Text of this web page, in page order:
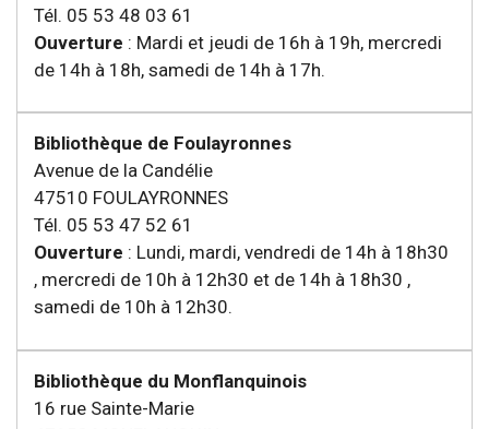
Tél. 05 53 48 03 61
Ouverture : Mardi et jeudi de 16h à 19h, mercredi
de 14h à 18h, samedi de 14h à 17h.
Bibliothèque de Foulayronnes
Avenue de la Candélie
47510 FOULAYRONNES
Tél. 05 53 47 52 61
Ouverture : Lundi, mardi, vendredi de 14h à 18h30
, mercredi de 10h à 12h30 et de 14h à 18h30 ,
samedi de 10h à 12h30.
Bibliothèque du Monflanquinois
16 rue Sainte-Marie